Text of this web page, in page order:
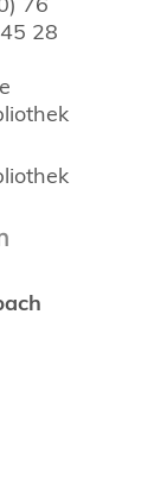
28